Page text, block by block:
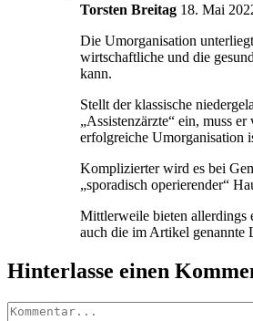
Torsten Breitag 18. Mai
Die Umorganisation
wirtschaftliche und die
kann.
Stellt der klassische
„Assistenzärzte“ ein, muss
erfolgreiche Umorganisation
Komplizierter wird es bei
„sporadisch operierender“
Mittlerweile bieten allerdings
auch die im Artikel genannte
Hinterlasse einen
Kommentar